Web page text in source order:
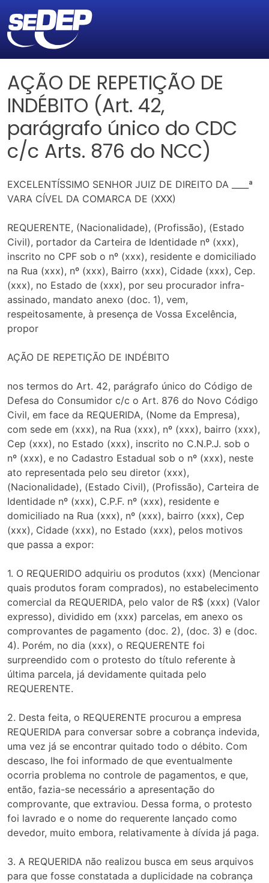
AÇÃO DE REPETIÇÃO DE
INDÉBITO (Art. 42,
parágrafo único do CDC
c/c Arts. 876 do NCC)
EXCELENTÍSSIMO SENHOR JUIZ DE DIREITO DA ____ª
VARA CÍVEL DA COMARCA DE (XXX)
REQUERENTE, (Nacionalidade), (Profissão), (Estado
Civil), portador da Carteira de Identidade nº (xxx),
inscrito no CPF sob o nº (xxx), residente e domiciliado
na Rua (xxx), nº (xxx), Bairro (xxx), Cidade (xxx), Cep.
(xxx), no Estado de (xxx), por seu procurador infra-
assinado, mandato anexo (doc. 1), vem,
respeitosamente, à presença de Vossa Excelência,
propor
AÇÃO DE REPETIÇÃO DE INDÉBITO
nos termos do Art. 42, parágrafo único do Código de
Defesa do Consumidor c/c o Art. 876 do Novo Código
Civil, em face da REQUERIDA, (Nome da Empresa),
com sede em (xxx), na Rua (xxx), nº (xxx), bairro (xxx),
Cep (xxx), no Estado (xxx), inscrito no C.N.P.J. sob o
nº (xxx), e no Cadastro Estadual sob o nº (xxx), neste
ato representada pelo seu diretor (xxx),
(Nacionalidade), (Estado Civil), (Profissão), Carteira de
Identidade nº (xxx), C.P.F. nº (xxx), residente e
domiciliado na Rua (xxx), nº (xxx), bairro (xxx), Cep
(xxx), Cidade (xxx), no Estado (xxx), pelos motivos
que passa a expor:
1. O REQUERIDO adquiriu os produtos (xxx) (Mencionar
quais produtos foram comprados), no estabelecimento
comercial da REQUERIDA, pelo valor de R$ (xxx) (Valor
expresso), dividido em (xxx) parcelas, em anexo os
comprovantes de pagamento (doc. 2), (doc. 3) e (doc.
4). Porém, no dia (xxx), o REQUERENTE foi
surpreendido com o protesto do título referente à
última parcela, já devidamente quitada pelo
REQUERENTE.
2. Desta feita, o REQUERENTE procurou a empresa
REQUERIDA para conversar sobre a cobrança indevida,
uma vez já se encontrar quitado todo o débito. Com
descaso, lhe foi informado de que eventualmente
ocorria problema no controle de pagamentos, e que,
então, fazia-se necessário a apresentação do
comprovante, que extraviou. Dessa forma, o protesto
foi lavrado e o nome do requerente lançado como
devedor, muito embora, relativamente à dívida já paga.
3. A REQUERIDA não realizou busca em seus arquivos
para que fosse constatada a duplicidade na cobrança